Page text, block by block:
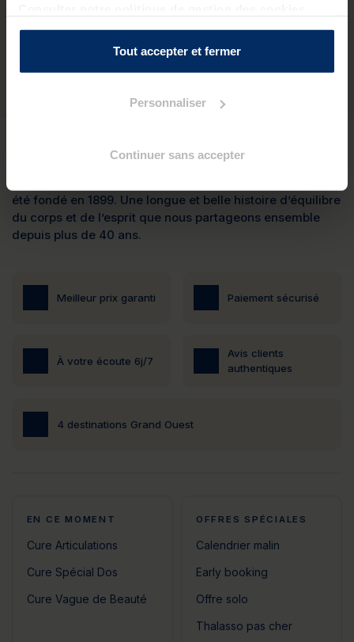
Tout accepter et fermer
Personnaliser
Continuer sans accepter
soins et cures thalasso sont en promotion. Bénéficiez de
promotions sur nos séjours thalassoque vous soyez seul(e)
Valdys, groupe indépendant aux valeurs familiales
été fondé en 1899. Une longue et belle histoire d’équilibre
du corps et de l’esprit que nous partageons ensemble
depuis plus de 40 ans.
Meilleur prix garanti Paiement sécurisé
À votre écoute 6j/7
Avis clients
authentiques
4 destinations Grand Ouest
EN CE MOMENT
Cure Articulations
Cure Spécial Dos
Cure Vague de Beauté
OFFRES SPÉCIALES
Calendrier malin
Early booking
Offre solo
Thalasso pas cher